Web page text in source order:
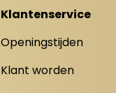
Klantenservice
Openingstijden
Klant worden